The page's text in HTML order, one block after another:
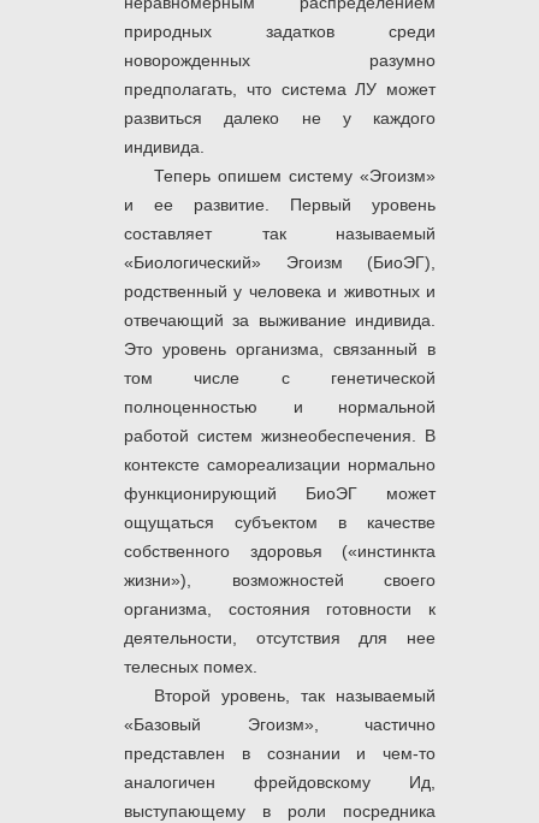
природных задатков среди
новорожденных разумно
предполагать, что система ЛУ может
развиться далеко не у каждого
индивида.
Теперь опишем систему «Эгоизм»
и ее развитие. Первый уровень
составляет так называемый
«Биологический» Эгоизм (БиоЭГ),
родственный у человека и животных и
отвечающий за выживание индивида.
Это уровень организма, связанный в
том числе с генетической
полноценностью и нормальной
работой систем жизнеобеспечения. В
контексте самореализации нормально
функционирующий БиоЭГ может
ощущаться субъектом в качестве
собственного здоровья («инстинкта
жизни»), возможностей своего
организма, состояния готовности к
деятельности, отсутствия для нее
телесных помех.
Второй уровень, так называемый
«Базовый Эгоизм», частично
представлен в сознании и чем-то
аналогичен фрейдовскому Ид,
выступающему в роли посредника